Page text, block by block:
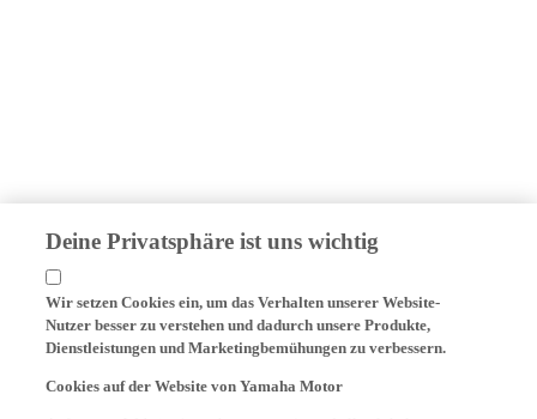
Wir setzen Cookies ein, um das Verhalten unserer Website-
Nutzer besser zu verstehen und dadurch unsere Produkte,
Dienstleistungen und Marketingbemühungen zu verbessern.